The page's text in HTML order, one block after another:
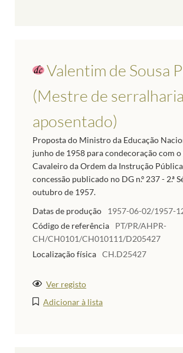
Valentim de Sousa
(Mestre de
aposentado)
Proposta do Ministro da Educação
junho de 1958 para condecoração com o
Cavaleiro da Ordem da Instrução
concessão publicado no DG n.º 237 - 2.ª
outubro de 1957.
Datas de produção
1957-06-02/1957-
Código de referência
PT/PR/AHPR-
CH/CH0101/CH010111/D205427
Localização física CH.D25427
Ver registo
Adicionar à lista